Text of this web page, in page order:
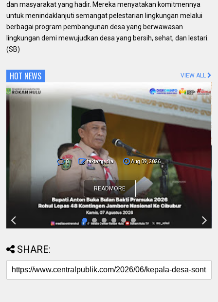
dan masyarakat yang hadir. Mereka menyatakan komitmennya
untuk menindaklanjuti semangat pelestarian lingkungan melalui
berbagai program pembangunan desa yang berwawasan
lingkungan demi mewujudkan desa yang bersih, sehat, dan lestari.
(SB)
HOT NEWS VIEW ALL
fakta media Aug 09, 2026
Pemda dan Polres Rokan Hulu Intens
Berkoordinasi untuk Penyusunan Perda
Lingkungan dan Penanaman Pohon Guna
Mendukung Program Green Policing
READMORE
SHARE: